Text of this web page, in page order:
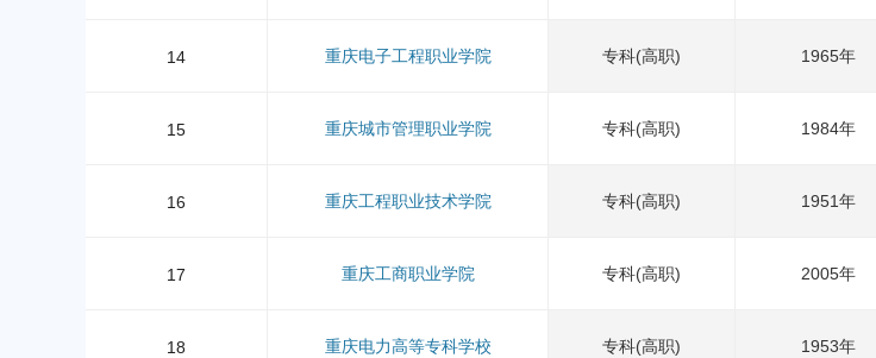
14 重庆电子工程职业学院 专科(高职) 1965年
15 重庆城市管理职业学院 专科(高职) 1984年
16 重庆工程职业技术学院 专科(高职) 1951年
17 重庆工商职业学院 专科(高职) 2005年
18 重庆电力高等专科学校 专科(高职) 1953年